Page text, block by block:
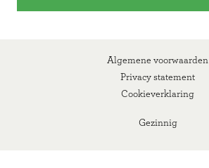
Gezinnig
Algemene voorwaarden
Privacy statement
Cookieverklaring